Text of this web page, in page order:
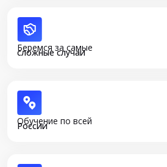
Беремся за самые
сложные случаи
Обучение по всей
России